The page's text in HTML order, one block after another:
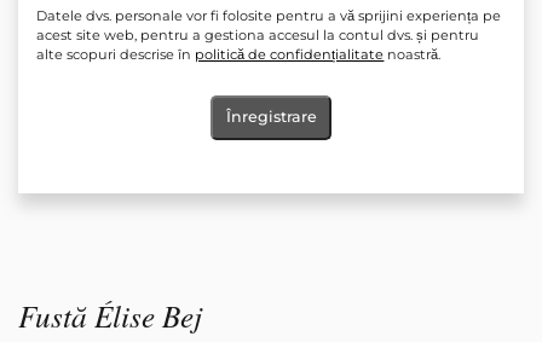
Fustă Élise Bej
Datele dvs. personale vor fi folosite pentru a vă sprijini experiența pe
acest site web, pentru a gestiona accesul la contul dvs. și pentru
alte scopuri descrise în politică de confidențialitate noastră.
Înregistrare